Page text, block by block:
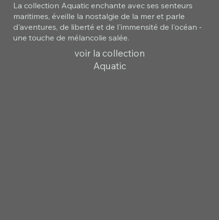
La collection Aquatic enchante avec ses senteurs
maritimes, éveille la nostalgie de la mer et parle
d'aventures, de liberté et de l'immensité de l'océan -
une touche de mélancolie salée.
voir la collection
Aquatic